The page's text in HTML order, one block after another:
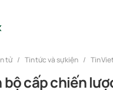
tử Tin tức và sự kiện Tin
cấp chiến